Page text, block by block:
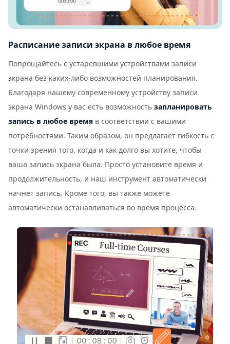
Расписание записи экрана в любое время
Попрощайтесь с устаревшими устройствами записи
экрана без каких-либо возможностей планирования.
Благодаря нашему современному устройству записи
экрана Windows у вас есть возможность запланировать
запись в любое время в соответствии с вашими
потребностями. Таким образом, он предлагает гибкость с
точки зрения того, когда и как долго вы хотите, чтобы
ваша запись экрана была. Просто установите время и
продолжительность, и наш инструмент автоматически
начнет запись. Кроме того, вы также можете
автоматически останавливаться во время процесса.